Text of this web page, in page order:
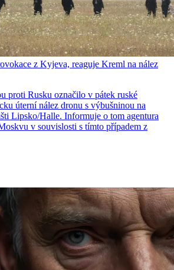
z Kyjeva, reaguje Kreml na nález
proti Rusku označilo v pátek ruské
úterní nález dronu s výbušninou na
Lipsko/Halle. Informuje o tom agentura
v souvislosti s tímto případem z